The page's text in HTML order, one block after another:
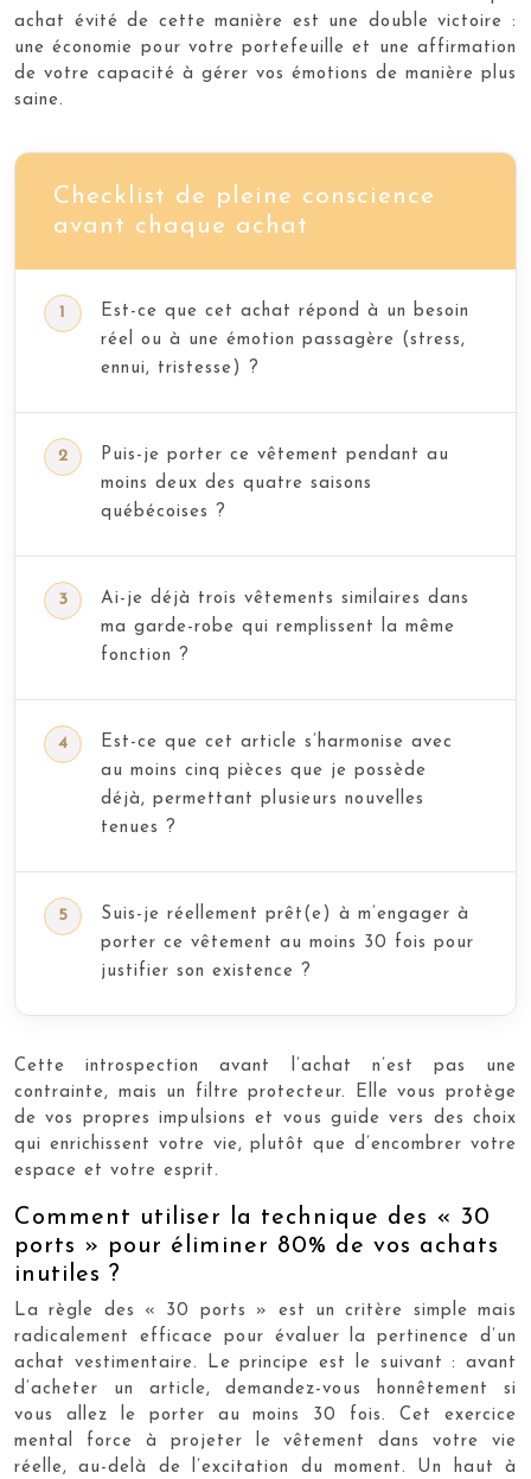
achat évité de cette manière est une double victoire :
une économie pour votre portefeuille et une affirmation
de votre capacité à gérer vos émotions de manière plus
saine.
Checklist de pleine conscience
avant chaque achat
Est-ce que cet achat répond à un besoin
réel ou à une émotion passagère (stress,
ennui, tristesse) ?
Puis-je porter ce vêtement pendant au
moins deux des quatre saisons
québécoises ?
Ai-je déjà trois vêtements similaires dans
ma garde-robe qui remplissent la même
fonction ?
Est-ce que cet article s’harmonise avec
au moins cinq pièces que je possède
déjà, permettant plusieurs nouvelles
tenues ?
Suis-je réellement prêt(e) à m’engager à
porter ce vêtement au moins 30 fois pour
justifier son existence ?
Cette introspection avant l’achat n’est pas une
contrainte, mais un filtre protecteur. Elle vous protège
de vos propres impulsions et vous guide vers des choix
qui enrichissent votre vie, plutôt que d’encombrer votre
espace et votre esprit.
Comment utiliser la technique des « 30
ports » pour éliminer 80% de vos achats
inutiles ?
La règle des « 30 ports » est un critère simple mais
radicalement efficace pour évaluer la pertinence d’un
achat vestimentaire. Le principe est le suivant : avant
d’acheter un article, demandez-vous honnêtement si
vous allez le porter au moins 30 fois. Cet exercice
mental force à projeter le vêtement dans votre vie
réelle, au-delà de l’excitation du moment. Un haut à